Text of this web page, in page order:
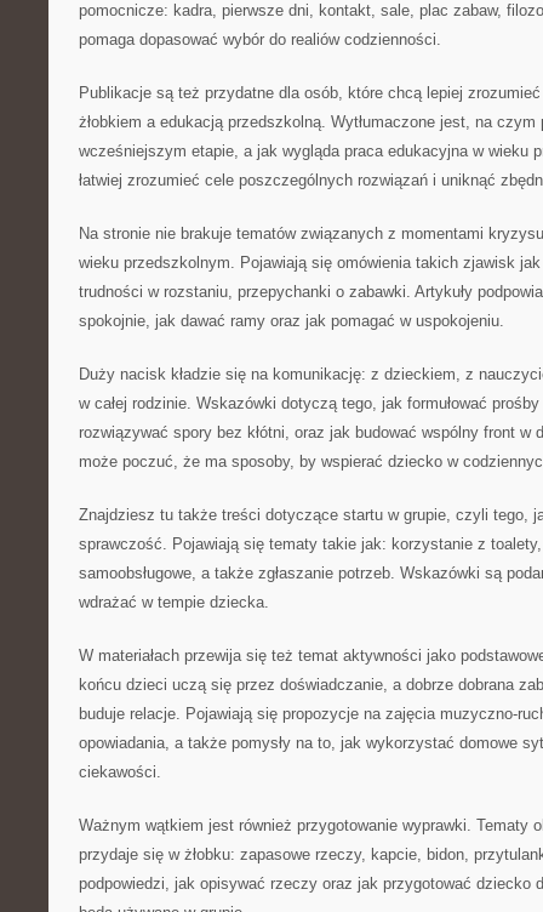
pomocnicze: kadra, pierwsze dni, kontakt, sale, plac zabaw,
pomaga dopasować wybór do realiów codzienności.
Publikacje są też przydatne dla osób, które chcą lepiej
żłobkiem a edukacją przedszkolną. Wytłumaczone jest, na czym
wcześniejszym etapie, a jak wygląda praca edukacyjna w wieku
łatwiej zrozumieć cele poszczególnych rozwiązań i uniknąć
Na stronie nie brakuje tematów związanych z momentami
wieku przedszkolnym. Pojawiają się omówienia takich zjawisk jak
trudności w rozstaniu, przepychanki o zabawki. Artykuły
spokojnie, jak dawać ramy oraz jak pomagać w uspokojeniu.
Duży nacisk kładzie się na komunikację: z dzieckiem, z
w całej rodzinie. Wskazówki dotyczą tego, jak formułować
rozwiązywać spory bez kłótni, oraz jak budować wspólny front w
może poczuć, że ma sposoby, by wspierać dziecko w
Znajdziesz tu także treści dotyczące startu w grupie, czyli tego,
sprawczość. Pojawiają się tematy takie jak: korzystanie z
samoobsługowe, a także zgłaszanie potrzeb. Wskazówki są
wdrażać w tempie dziecka.
W materiałach przewija się też temat aktywności jako
końcu dzieci uczą się przez doświadczanie, a dobrze dobrana
buduje relacje. Pojawiają się propozycje na zajęcia muzyczno-
opowiadania, a także pomysły na to, jak wykorzystać domowe
ciekawości.
Ważnym wątkiem jest również przygotowanie wyprawki. Tematy
przydaje się w żłobku: zapasowe rzeczy, kapcie, bidon,
podpowiedzi, jak opisywać rzeczy oraz jak przygotować dziecko